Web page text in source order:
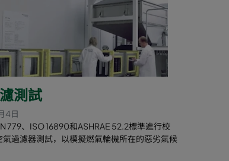
測試
4日
779、ISO 16890和ASHRAE 52.2標準進行校
過濾器測試，以模擬燃氣輪機所在的惡劣氣候